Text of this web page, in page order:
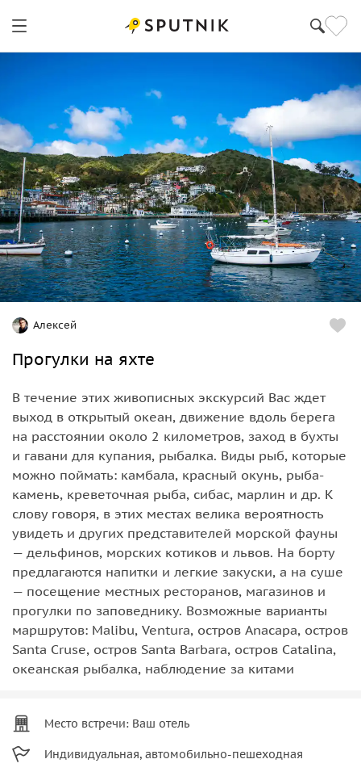
Алексей
Прогулки на яхте
В течение этих живописных экскурсий Вас ждет
выход в открытый океан, движение вдоль берега
на расстоянии около 2 километров, заход в бухты
и гавани для купания, рыбалка. Виды рыб, которые
можно поймать: камбала, красный окунь, рыба-
камень, креветочная рыба, сибас, марлин и др. К
слову говоря, в этих местах велика вероятность
увидеть и других представителей морской фауны
— дельфинов, морских котиков и львов. На борту
предлагаются напитки и легкие закуски, а на суше
— посещение местных ресторанов, магазинов и
прогулки по заповеднику. Возможные варианты
маршрутов: Malibu, Ventura, остров Anacapa, остров
Santa Cruse, остров Santa Barbara, остров Catalina,
океанская рыбалка, наблюдение за китами
Место встречи: Ваш отель
Индивидуальная, автомобильно-пешеходная